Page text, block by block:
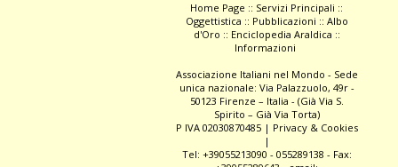
Home Page :: Servizi Principali ::
Oggettistica :: Pubblicazioni :: Albo
d'Oro :: Enciclopedia Araldica ::
Informazioni
Associazione Italiani nel Mondo - Sede
unica nazionale: Via Palazzuolo, 49r -
50123 Firenze – Italia - (Già Via S.
Spirito – Già Via Torta)
P IVA 02030870485 | Privacy & Cookies
|
Tel: +39055213090 - 055289138 - Fax: